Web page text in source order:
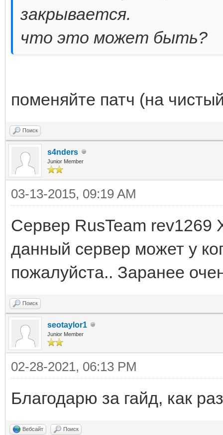
закрывается.
что это может быть?
поменяйте патч (на
Поиск
s4nders
Junior Member
03-13-2015, 09:19 AM
Сервер RusTeam rev1269
данный сервер может у
пожалуйста.. Заранее
Поиск
seotaylor1
Junior Member
02-28-2021, 06:13 PM
Благодарю за гайд, как
Вебсайт Поиск